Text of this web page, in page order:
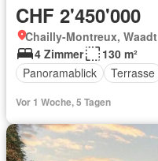
CHF 2'450'000
Chailly-Montreux, Waadt
4 Zimmer
130 m²
Panoramablick
Terrasse
Vor 1 Woche, 5 Tagen